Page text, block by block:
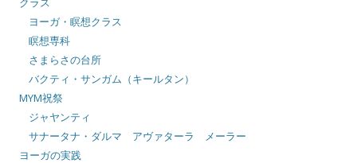
ヨーガ・瞑想クラス
瞑想専科
さまらさの台所
バクティ・サンガム（キールタン）
MYM祝祭
ジャヤンティ
サナータナ・ダルマ アヴァターラ メーラー
ヨーガの実践